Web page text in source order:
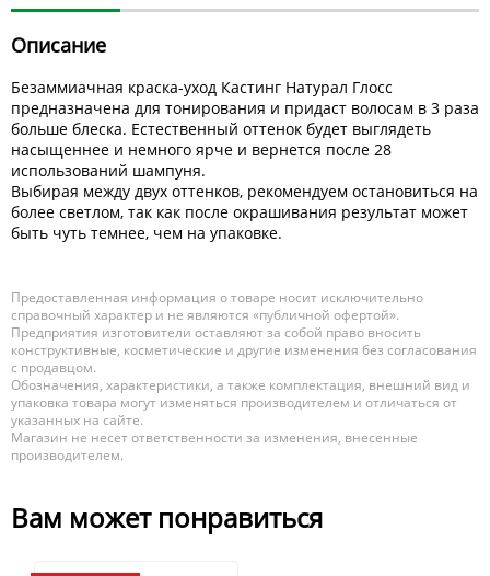
Описание
Безаммиачная краска-уход Кастинг Натурал Глосс
предназначена для тонирования и придаст волосам в 3 раза
больше блеска. Естественный оттенок будет выглядеть
насыщеннее и немного ярче и вернется после 28
использований шампуня.
Выбирая между двух оттенков, рекомендуем остановиться на
более светлом, так как после окрашивания результат может
быть чуть темнее, чем на упаковке.
Предоставленная информация о товаре носит исключительно
справочный характер и не являются «публичной офертой».
Предприятия изготовители оставляют за собой право вносить
конструктивные, косметические и другие изменения без согласования
с продавцом.
Обозначения, характеристики, а также комплектация, внешний вид и
упаковка товара могут изменяться производителем и отличаться от
указанных на сайте.
Магазин не несет ответственности за изменения, внесенные
производителем.
Вам может понравиться